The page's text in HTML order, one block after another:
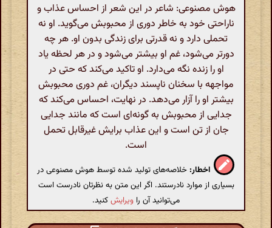
هوش مصنوعی: شاعر در این شعر از احساس عذاب و
ناراحتی خود به خاطر دوری از محبوبش می‌گوید. او نه
تحملی دارد و نه قدرتی برای زندگی بدون او. هر چه
دورتر می‌شود، غم او بیشتر می‌شود و در هر لحظه یاد
او را زنده نگه می‌دارد. او تاکید می‌کند که حتی در
مواجهه با سخنان ناپسند دیگران، غم دوری محبوبش
بیشتر او را آزار می‌دهد. در نهایت، احساس می‌کند که
جدایی از محبوبش به گونه‌ای است که مانند جدایی
جان از تن است و این عذاب برایش غیرقابل تحمل
است.
اخطار: خلاصه‌های تولید شده توسط هوش مصنوعی در
بسیاری از موارد نادرستند. اگر این متن به نظرتان نادرست است
می‌توانید آن را ویرایشکنید.